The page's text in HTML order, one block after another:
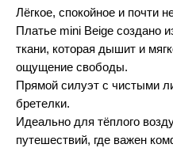
Лёгкое, спокойное и почти
Платье mini Beige создано
ткани, которая дышит и
ощущение свободы.
Прямой силуэт с чистыми
бретелки.
Идеально для тёплого
путешествий, где важен